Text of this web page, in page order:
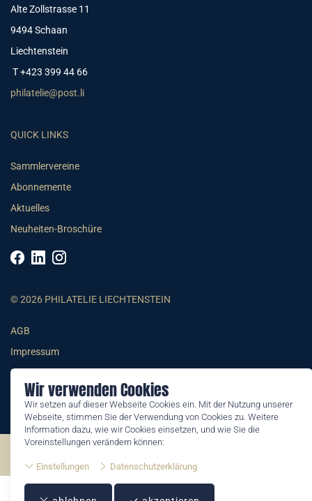
Wir verwenden Cookies
Wir setzen auf dieser Webseite Cookies ein. Mit der Nutzung unserer
Webseite, stimmen Sie der Verwendung von Cookies zu. Weitere
Information dazu, wie wir Cookies einsetzen, und wie Sie die
Voreinstellungen verändern können:
Einstellungen Datenschutzerklärung
Alte Zollstrasse 11
9494 Schaan
Liechtenstein
T +423 399 44 66
philatelie@post.li
QUICK LINKS
Sammlervereine
Abonnemente
Aktuelles
Neuheiten-Broschüre
© 2026 PHILATELIE LIECHTENSTEIN
AGB
Impressum
Datenschutzerklärung